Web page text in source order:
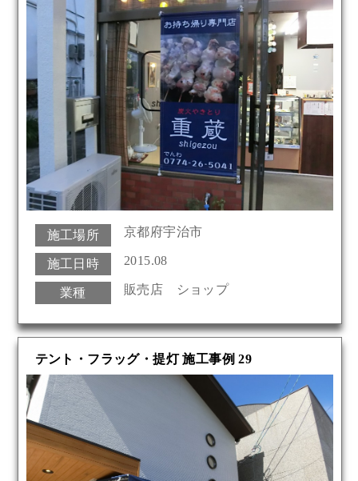
施工場所 京都府宇治市
施工日時 2015.08
業種 販売店 ショップ
テント・フラッグ・提灯 施工事例 29